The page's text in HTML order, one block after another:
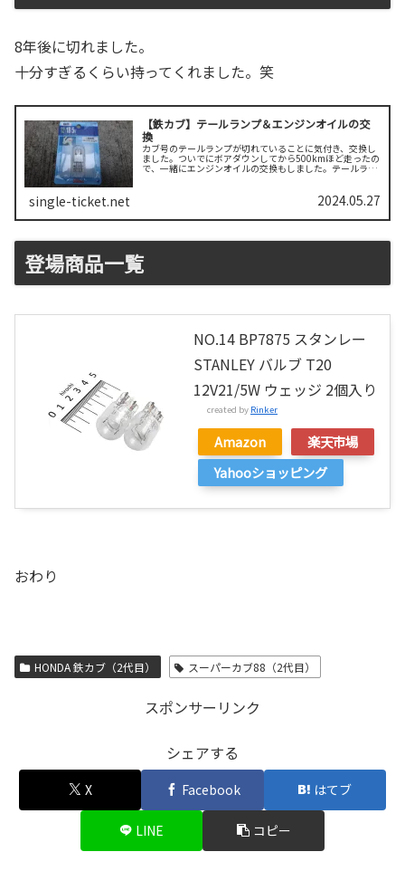
8年後に切れました。
十分すぎるくらい持ってくれました。笑
【鉄カブ】テールランプ＆エンジンオイルの交
換
カブ号のテールランプが切れていることに気付き、交換し
ました。ついでにボアダウンしてから500kmほど走ったの
で、一緒にエンジンオイルの交換もしました。テールラン
single-ticket.net 2024.05.27
登場商品一覧
NO.14 BP7875 スタンレー
STANLEY バルブ T20
12V21/5W ウェッジ 2個入り
created by Rinker
Amazon
楽天市場
Yahooショッピング
おわり
HONDA 鉄カブ（2代目） スーパーカブ88（2代目）
スポンサーリンク
シェアする
X Facebook はてブ
LINE コピー